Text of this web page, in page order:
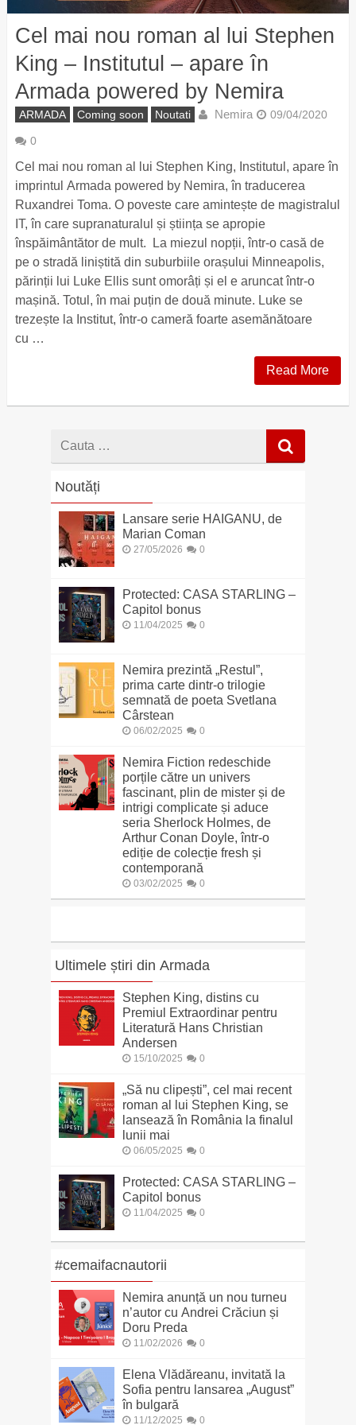
Cel mai nou roman al lui Stephen
King – Institutul – apare în
Armada powered by Nemira
ARMADA Coming soon Noutati Nemira 09/04/2020
0
Cel mai nou roman al lui Stephen King, Institutul, apare în
imprintul Armada powered by Nemira, în traducerea
Ruxandrei Toma. O poveste care amintește de magistralul
IT, în care supranaturalul și știința se apropie
înspăimântător de mult. La miezul nopții, într-o casă de
pe o stradă liniștită din suburbiile orașului Minneapolis,
părinții lui Luke Ellis sunt omorâți și el e aruncat într-o
mașină. Totul, în mai puțin de două minute. Luke se
trezește la Institut, într-o cameră foarte asemănătoare
cu …
Read More
Cauta
Noutăți
Lansare serie HAIGANU, de
Marian Coman
27/05/2026 0
Protected: CASA STARLING –
Capitol bonus
11/04/2025 0
Nemira prezintă „Restul”,
prima carte dintr-o trilogie
semnată de poeta Svetlana
Cârstean
06/02/2025 0
Nemira Fiction redeschide
porțile către un univers
fascinant, plin de mister și de
intrigi complicate și aduce
seria Sherlock Holmes, de
Arthur Conan Doyle, într-o
ediție de colecție fresh și
contemporană
03/02/2025 0
Ultimele știri din Armada
Stephen King, distins cu
Premiul Extraordinar pentru
Literatură Hans Christian
Andersen
15/10/2025 0
„Să nu clipești”, cel mai recent
roman al lui Stephen King, se
lansează în România la finalul
lunii mai
06/05/2025 0
Protected: CASA STARLING –
Capitol bonus
11/04/2025 0
#cemaifacnautorii
Nemira anunță un nou turneu
n’autor cu Andrei Crăciun și
Doru Preda
11/02/2026 0
Elena Vlădăreanu, invitată la
Sofia pentru lansarea „August”
în bulgară
11/12/2025 0